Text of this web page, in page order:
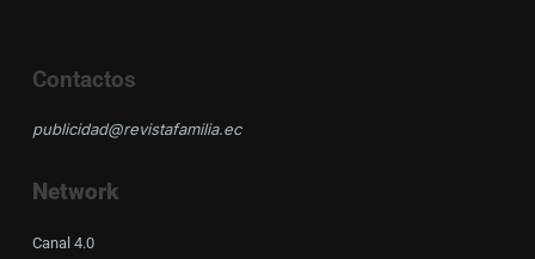
Contactos
publicidad@revistafamilia.ec
Network
Canal 4.0